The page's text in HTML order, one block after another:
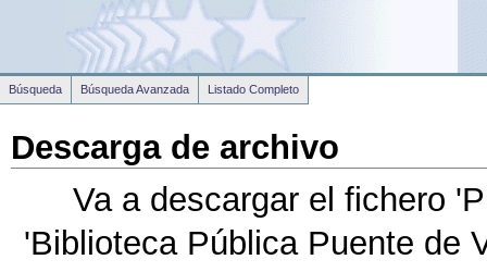
Descarga de archivo
Va a descargar el fichero
'Biblioteca Pública Puente de
Búsqueda Búsqueda Avanzada Listado Completo